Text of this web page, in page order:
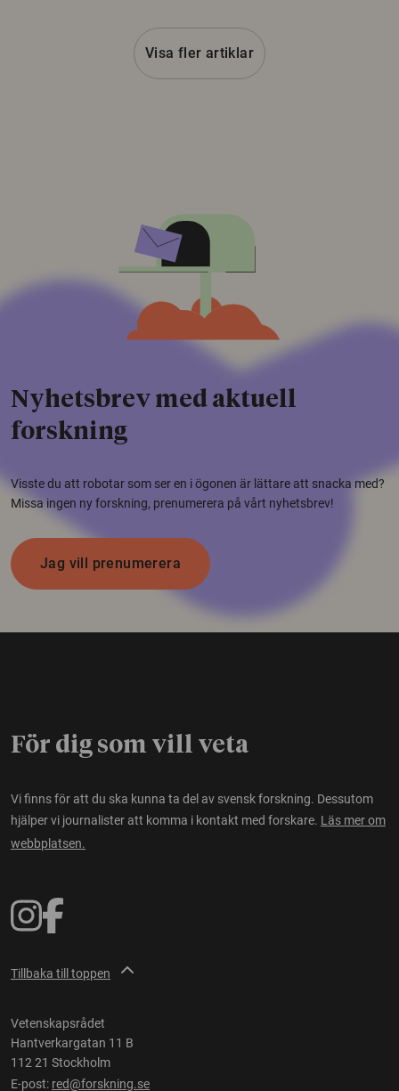
Visa fler artiklar
Nyhetsbrev med aktuell
forskning
Visste du att robotar som ser en i ögonen är lättare att snacka med?
Missa ingen ny forskning, prenumerera på vårt nyhetsbrev!
Jag vill prenumerera
För dig som vill veta
Vi finns för att du ska kunna ta del av svensk forskning. Dessutom
hjälper vi journalister att komma i kontakt med forskare. Läs mer om
webbplatsen.
Tillbaka till toppen
Vetenskapsrådet
Hantverkargatan 11 B
112 21 Stockholm
E-post: red@forskning.se